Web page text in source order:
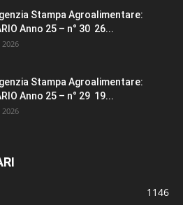
Stampa Agroalimentare:
Anno 25 – n° 30 26...
Stampa Agroalimentare:
Anno 25 – n° 29 19...
1146